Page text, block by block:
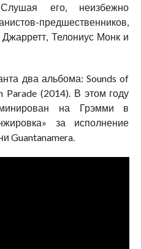
его, неизбежно
предшественников,
Телониус Монк и
два альбома: Sounds of
Parade (2014). В этом году
на Грэмми в
за исполнение
Guantanamera.